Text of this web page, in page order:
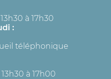
à 17h30
:
téléphonique
à 17h00